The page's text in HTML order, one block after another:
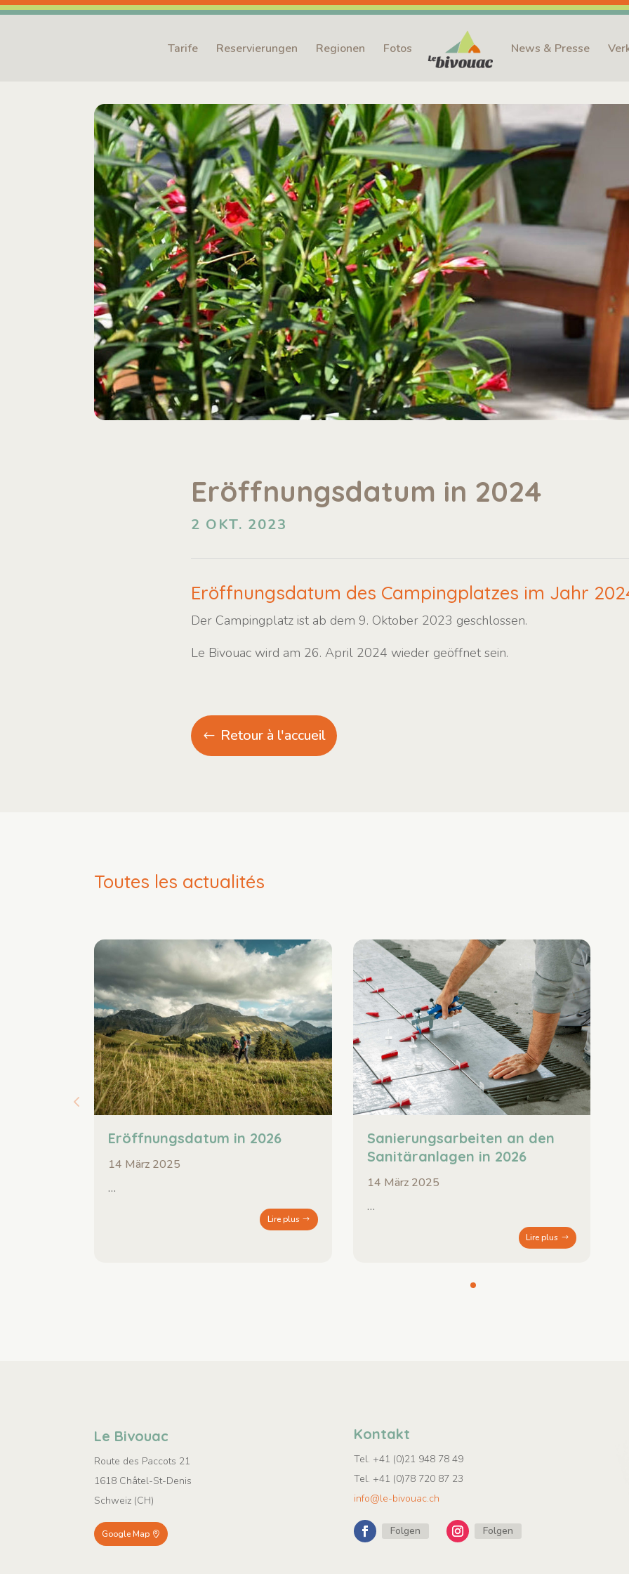
Tarife Reservierungen Regionen Fotos News & Presse
Eröffnungsdatum in 2024
2 OKT. 2023
Eröffnungsdatum des Campingplatzes im Jahr
Der Campingplatz ist ab dem 9. Oktober 2023 geschlossen.
Le Bivouac wird am 26. April 2024 wieder geöffnet sein.
Retour à l'accueil
Toutes les actualités
Eröffnungsdatum in 2026
14 März 2025
…
Lire plus
Sanierungsarbeiten an den
Sanitäranlagen in 2026
14 März 2025
…
Lire plus
Le Bivouac
Route des Paccots 21
1618 Châtel-St-Denis
Schweiz (CH)
Google Map
Kontakt
Tel. +41 (0)21 948 78 49
Tel. +41 (0)78 720 87 23
info@le-bivouac.ch
Folgen Folgen